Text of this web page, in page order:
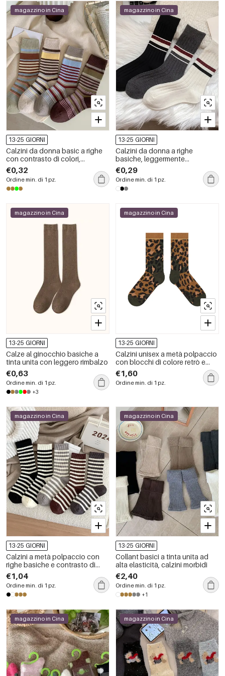
magazzino in Cina
13-25 GIORNI
Calzini da donna basic a righe
con contrasto di colori,
lunghezza a metà polpaccio
€0,32
Ordine min. di 1 pz.
magazzino in Cina
13-25 GIORNI
Calzini da donna a righe
basiche, leggermente
elasticizzati, a metà polpaccio.
€0,29
Ordine min. di 1 pz.
magazzino in Cina
13-25 GIORNI
Calze al ginocchio basiche a
tinta unita con leggero rimbalzo
€0,63
Ordine min. di 1 pz.
+3
magazzino in Cina
13-25 GIORNI
Calzini unisex a metà polpaccio
con blocchi di colore retrò e
stampa leopardata a contrasto.
€1,60
Ordine min. di 1 pz.
magazzino in Cina
13-25 GIORNI
Calzini a metà polpaccio con
righe basiche e contrasto di
colori, leggermente elasticizzati.
€1,04
Ordine min. di 1 pz.
magazzino in Cina
13-25 GIORNI
Collant basici a tinta unita ad
alta elasticità, calzini morbidi
€2,40
Ordine min. di 1 pz.
+1
magazzino in Cina magazzino in Cina